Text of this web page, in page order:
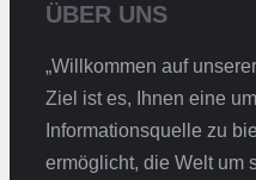
ÜBER UNS
„Willkommen auf
Ziel ist es, Ihnen eine
Informationsquelle zu
ermöglicht, die Welt um